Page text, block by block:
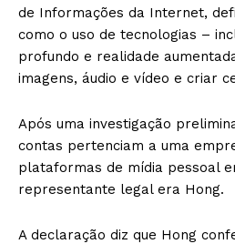
de Informações da Internet,
como o uso de tecnologias –
profundo e realidade
imagens, áudio e vídeo e criar
Após uma investigação
contas pertenciam a uma
plataformas de mídia pessoal
representante legal era Hong.
A declaração diz que Hong